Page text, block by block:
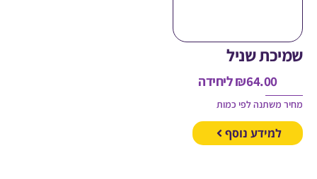
שניל
₪ליחידה
לפי כמות
נוסף